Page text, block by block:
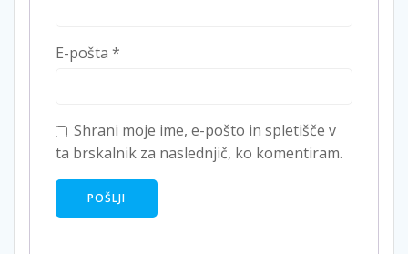
E-pošta *
Shrani moje ime, e-pošto in spletišče v
ta brskalnik za naslednjič, ko komentiram.